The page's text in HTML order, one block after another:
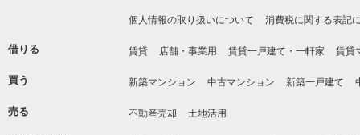
個人情報の取り扱いについて 消費税に関する表記
借りる 賃貸 店舗・事業用 賃貸一戸建て・一軒家 賃貸
買う 新築マンション 中古マンション 新築一戸建て
売る 不動産売却 土地活用